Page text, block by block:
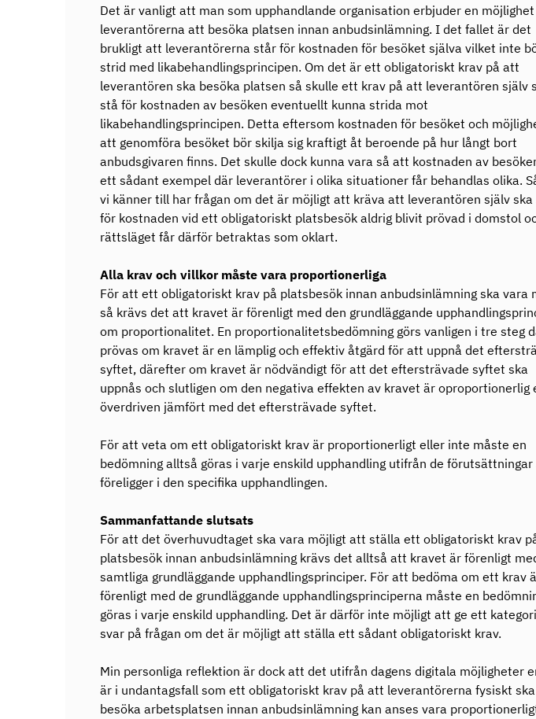
Det är vanligt att man som upphandlande organisation erbjuder en
leverantörerna att besöka platsen innan anbudsinlämning. I det fallet är det
brukligt att leverantörerna står för kostnaden för besöket själva vilket inte
strid med likabehandlingsprincipen. Om det är ett obligatoriskt krav på att
leverantören ska besöka platsen så skulle ett krav på att leverantören själv
stå för kostnaden av besöken eventuellt kunna strida mot
likabehandlingsprincipen. Detta eftersom kostnaden för besöket och
att genomföra besöket bör skilja sig kraftigt åt beroende på hur långt bort
anbudsgivaren finns. Det skulle dock kunna vara så att kostnaden av
ett sådant exempel där leverantörer i olika situationer får behandlas olika.
vi känner till har frågan om det är möjligt att kräva att leverantören själv ska
för kostnaden vid ett obligatoriskt platsbesök aldrig blivit prövad i domstol
rättsläget får därför betraktas som oklart.
Alla krav och villkor måste vara proportionerliga
För att ett obligatoriskt krav på platsbesök innan anbudsinlämning ska vara
så krävs det att kravet är förenligt med den grundläggande
om proportionalitet. En proportionalitetsbedömning görs vanligen i tre steg
prövas om kravet är en lämplig och effektiv åtgärd för att uppnå det
syftet, därefter om kravet är nödvändigt för att det eftersträvade syftet ska
uppnås och slutligen om den negativa effekten av kravet är oproportionerlig
överdriven jämfört med det eftersträvade syftet.
För att veta om ett obligatoriskt krav är proportionerligt eller inte måste en
bedömning alltså göras i varje enskild upphandling utifrån de förutsättningar
föreligger i den specifika upphandlingen.
Sammanfattande slutsats
För att det överhuvudtaget ska vara möjligt att ställa ett obligatoriskt krav
platsbesök innan anbudsinlämning krävs det alltså att kravet är förenligt
samtliga grundläggande upphandlingsprinciper. För att bedöma om ett krav
förenligt med de grundläggande upphandlingsprinciperna måste en
göras i varje enskild upphandling. Det är därför inte möjligt att ge ett
svar på frågan om det är möjligt att ställa ett sådant obligatoriskt krav.
Min personliga reflektion är dock att det utifrån dagens digitala möjligheter
är i undantagsfall som ett obligatoriskt krav på att leverantörerna fysiskt ska
besöka arbetsplatsen innan anbudsinlämning kan anses vara